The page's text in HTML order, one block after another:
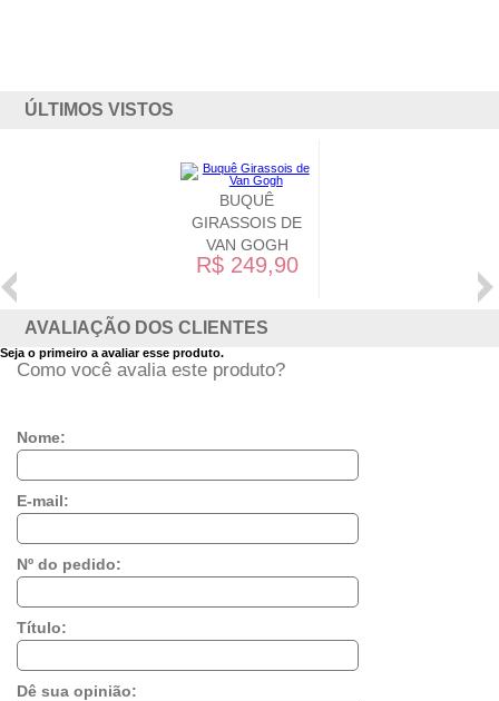
ÚLTIMOS VISTOS
BUQUÊ
GIRASSOIS DE
VAN GOGH
R$ 249,90
AVALIAÇÃO DOS CLIENTES
Seja o primeiro a avaliar esse produto.
Como você avalia este produto?
Nome:
E-mail:
Nº do pedido:
Título:
Dê sua opinião: